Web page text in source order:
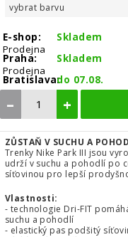
vybrat barvu
E-shop:
Skladem
Prodejna
Praha:
Skladem
Prodejna
Bratislava:do 07.08.
– +
ZŮSTAŇ V SUCHU A
Trenky Nike Park III jsou
udrží v suchu a pohodlí po
síťovinou pro lepší
Vlastnosti:
- technologie Dri-FIT
suchu a pohodlí
- elastický pas podšitý